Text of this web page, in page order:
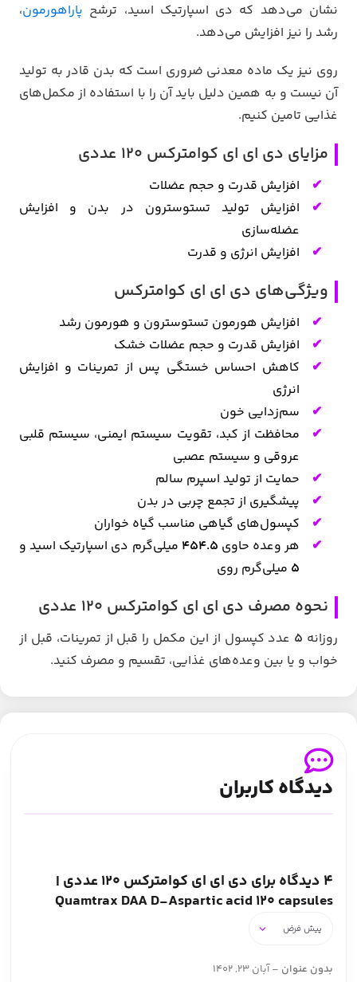
نشان می‌دهد که دی اسپارتیک اسید، ترشح پاراهورمون،
رشد را نیز افزایش می‌دهد.
روی نیز یک ماده معدنی ضروری است که بدن قادر به تولید
آن نیست و به همین دلیل باید آن را با استفاده از مکمل‌های
غذایی تامین کنیم.
مزایای دی ای ای کوامترکس 120 عددی
افزایش قدرت و حجم عضلات
افزایش تولید تستوسترون در بدن و افزایش
عضله‌سازی
افزایش انرژی و قدرت
ویژگی‌های دی ای ای کوامترکس
افزایش هورمون تستوسترون و هورمون رشد
افزایش قدرت و حجم عضلات خشک
کاهش احساس خستگی پس از تمرینات و افزایش
انرژی
سم‌زدایی خون
محافظت از کبد، تقویت سیستم ایمنی، سیستم قلبی
عروقی و سیستم عصبی
حمایت از تولید اسپرم سالم
پیشگیری از تجمع چربی در بدن
کپسول‌های گیاهی مناسب گیاه خواران
هر وعده حاوی ۴۵۴.۵ میلی‌گرم دی اسپارتیک اسید و
۵ میلی‌گرم روی
نحوه مصرف دی ای ای کوامترکس 120 عددی
روزانه ۵ عدد کپسول از این مکمل را قبل از تمرینات، قبل از
خواب و یا بین وعده‌های غذایی، تقسیم و مصرف کنید.
دیدگاه کاربران
4 دیدگاه برای
دی ای ای کوامترکس 120 عددی |
Quamtrax DAA D-Aspartic acid 120 capsules
بدون عنوان –آبان 23, 1402